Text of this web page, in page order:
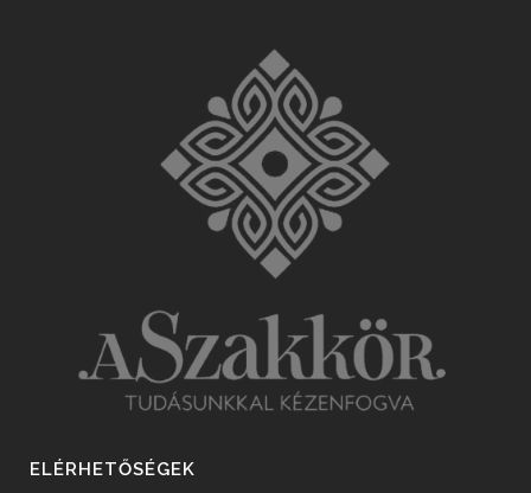
ELÉRHETŐSÉGEK